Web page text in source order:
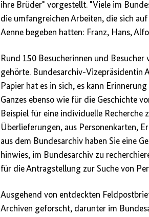
ihre Brüder" vorgestellt. "Viele im
die umfangreichen Arbeiten, die sich
Aenne begeben hatten: Franz, Hans,
Rund 150 Besucherinnen und
gehörte. Bundesarchiv-Vizepräsidentin
Papier hat es in sich, es kann
Ganzes ebenso wie für die Geschichte
Beispiel für eine individuelle Recherche
Überlieferungen, aus Personenkarten,
aus dem Bundesarchiv haben Sie eine
hinwies, im Bundesarchiv zu
für die Antragstellung zur Suche von
Ausgehend von entdeckten
Archiven geforscht, darunter im